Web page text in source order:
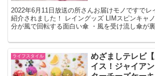
2022年6月11日放送の所さんお届けモノですでレ
紹介されました！ レイングッズ LIMスピンキャ
分が風で回転する面白い傘 ・風を受け流し傘が
ライフスタイル
めざましテレビ
イス！ジャイア